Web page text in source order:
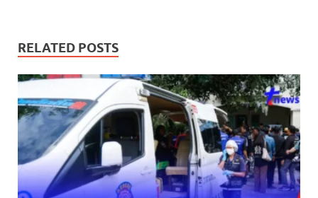
RELATED POSTS